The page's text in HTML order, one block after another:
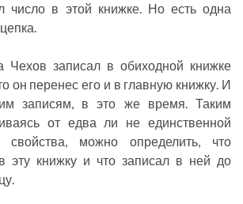
число в этой книжке. Но есть одна
Чехов записал в обиходной книжке
он перенес его и в главную книжку. И
записям, в это же время. Таким
от едва ли не единственной
свойства, можно определить, что
эту книжку и что записал в ней до